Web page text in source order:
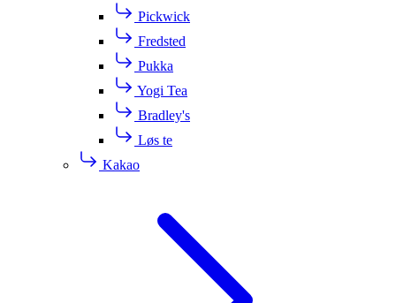
Pickwick
Fredsted
Pukka
Yogi Tea
Bradley's
Løs te
Kakao